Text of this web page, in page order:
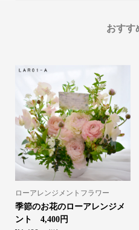
おすす
ローアレンジメントフラワー
季節のお花のローアレンジメ
ント 4,400円